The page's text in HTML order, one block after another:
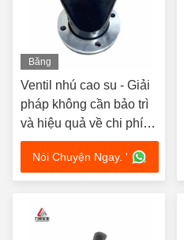
Băng
hình
Ventil nhú cao su - Giải
pháp không cần bảo trì
và hiệu quả về chi phí
cho đường ống
Nói Chuyện Ngay. '